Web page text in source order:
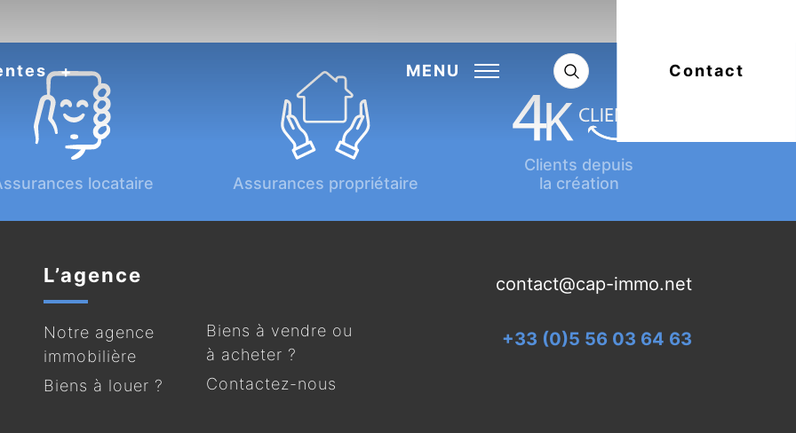
MENU Contact
locataire Assurances propriétaire
Clients depuis
la création
L’agence
Notre agence
immobilière
Biens à louer ?
Biens à vendre ou
à acheter ?
Contactez-nous
contact@cap-immo.net
+33 (0)5 56 03 64 63